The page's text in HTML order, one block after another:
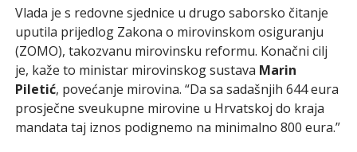
Vlada je s redovne sjednice u drugo saborsko čitanje
uputila prijedlog Zakona o mirovinskom osiguranju
(ZOMO), takozvanu mirovinsku reformu. Konačni cilj
je, kaže to ministar mirovinskog sustava Marin
Piletić, povećanje mirovina. “Da sa sadašnjih 644 eura
prosječne sveukupne mirovine u Hrvatskoj do kraja
mandata taj iznos podignemo na minimalno 800 eura.”